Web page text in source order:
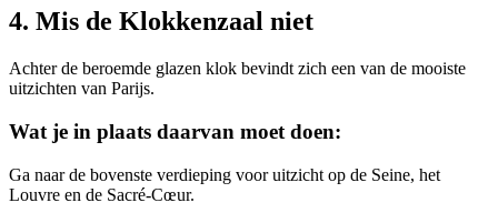
4. Mis de Klokkenzaal niet
Achter de beroemde glazen klok bevindt zich een van de mooiste
uitzichten van Parijs.
Wat je in plaats daarvan moet doen:
Ga naar de bovenste verdieping voor uitzicht op de Seine, het
Louvre en de Sacré-Cœur.